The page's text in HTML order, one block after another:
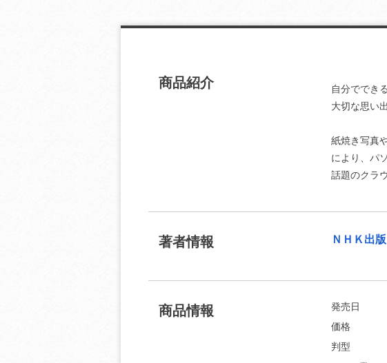
商品紹介
自分ででき
大切な思い
紙焼き写真
により、パ
話題のクラ
著者情報 ＮＨＫ出版
商品情報 発売日
価格
判型